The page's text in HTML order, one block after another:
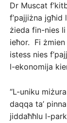
Dr Muscat
f’pajjiżna
żieda fin-nies
ieħor. Fi
istess nies
l-ekonomija
“L-uniku
daqqa ta’
jiddaħħlu l-